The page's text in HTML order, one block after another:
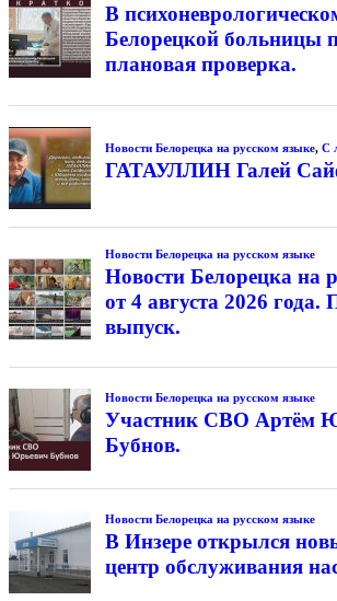
В
Белорецкой больницы
плановая проверка.
Новости Белорецка на русском языке, С
ГАТАУЛЛИН Галей
Новости Белорецка на русском языке
Новости Белорецка на
от 4 августа 2026
выпуск.
Новости Белорецка на русском языке
Участник СВО Артём
Бубнов.
Новости Белорецка на русском языке
В Инзере открылся
центр обслуживания